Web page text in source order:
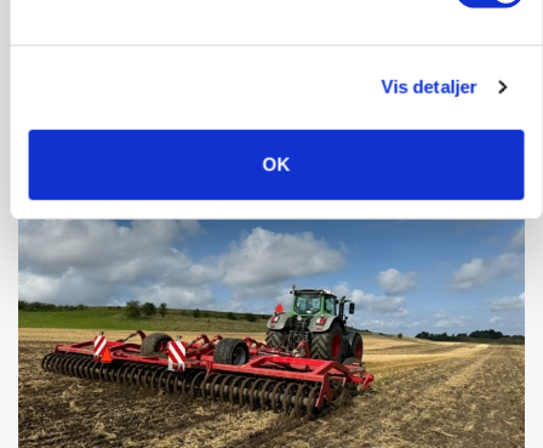
Vis detaljer
OK